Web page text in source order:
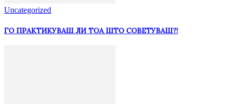
Uncategorized
ГО ПРАКТИКУВАШ ЛИ ТОА ШТО СОВЕТУВАШ?!